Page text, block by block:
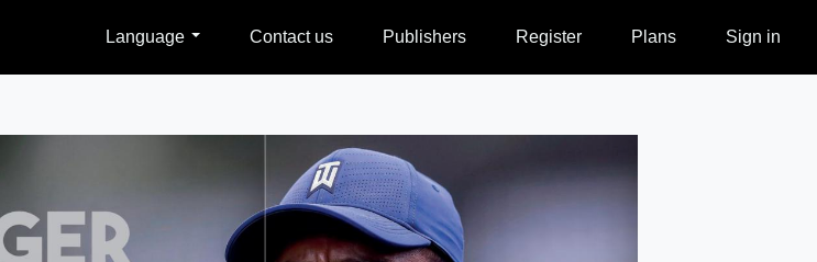
Language Contact us Publishers Register Plans Sign in